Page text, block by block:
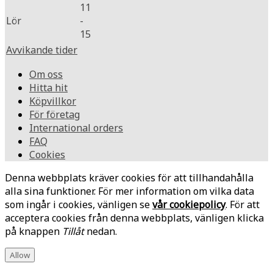
Lör
11
-
15
Avvikande tider
Om oss
Hitta hit
Köpvillkor
För företag
International orders
FAQ
Cookies
Denna webbplats kräver cookies för att tillhandahålla
alla sina funktioner. För mer information om vilka data
som ingår i cookies, vänligen sevår cookiepolicy. För att
acceptera cookies från denna webbplats, vänligen klicka
på knappen Tillåtnedan.
Allow